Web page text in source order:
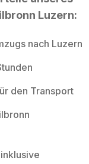
Luzern:
nach Luzern
den Transport